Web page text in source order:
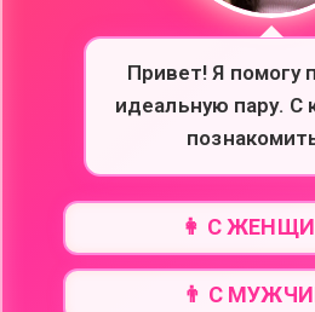
Привет! Я помогу
идеальную пару. С
👩 С
👨 С